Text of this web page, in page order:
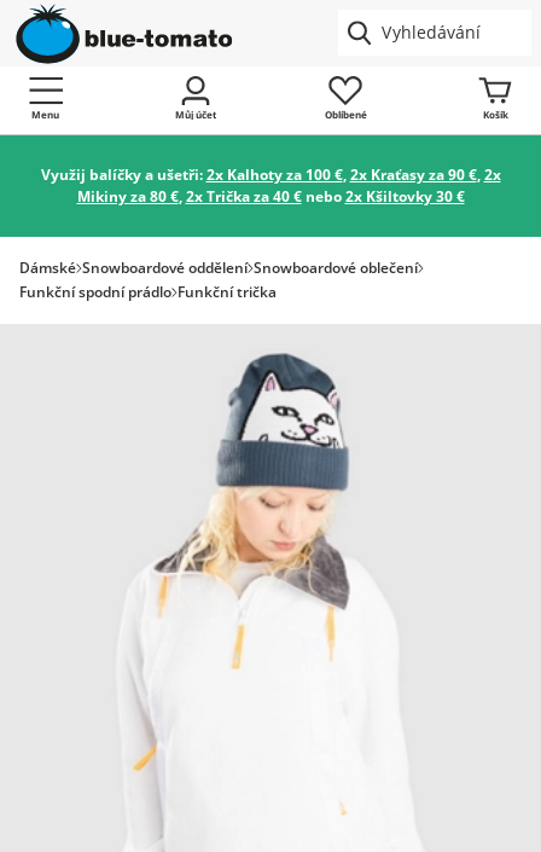
Menu Můj účet Oblíbené Košík
Využij balíčky a ušetři:2x Kalhoty za 100 €,2x Kraťasy za 90 €,2x
Mikiny za 80 €,2x Trička za 40 €nebo2x Kšiltovky 30 €
Dámské Snowboardové oddělení Snowboardové oblečení
Funkční spodní prádlo Funkční trička